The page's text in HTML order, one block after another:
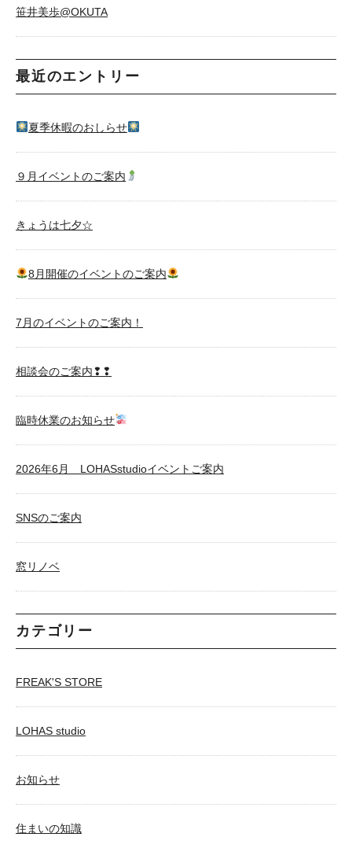
笹井美歩@OKUTA
最近のエントリー
夏季休暇のおしらせ
９月イベントのご案内
きょうは七夕☆
8月開催のイベントのご案内
7月のイベントのご案内！
相談会のご案内❢❢
臨時休業のお知らせ
2026年6月 LOHASstudioイベントご案内
SNSのご案内
窓リノベ
カテゴリー
FREAK'S STORE
LOHAS studio
お知らせ
住まいの知識